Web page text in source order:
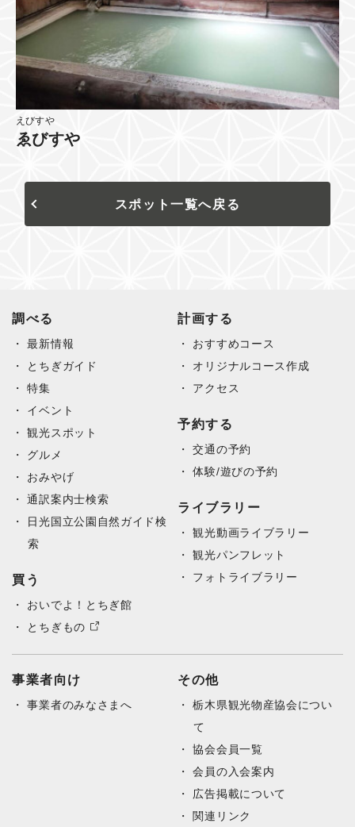
えびすや
ゑびすや
スポット一覧へ戻る
調べる
最新情報
とちぎガイド
特集
イベント
観光スポット
グルメ
おみやげ
通訳案内士検索
日光国立公園自然ガイド検
索
買う
おいでよ！とちぎ館
とちぎもの
計画する
おすすめコース
オリジナルコース作成
アクセス
予約する
交通の予約
体験/遊びの予約
ライブラリー
観光動画ライブラリー
観光パンフレット
フォトライブラリー
事業者向け
事業者のみなさまへ
その他
栃木県観光物産協会につい
て
協会会員一覧
会員の入会案内
広告掲載について
関連リンク